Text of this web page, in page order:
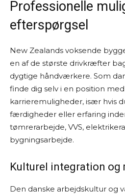
Professionelle
efterspørgsel
New Zealands voksende
en af de største drivkræfter
dygtige håndværkere. Som
finde dig selv i en position
karrieremuligheder, især hvis
færdigheder eller erfaring
tømrerarbejde, VVS,
bygningsarbejde.
Kulturel integration og
Den danske arbejdskultur og